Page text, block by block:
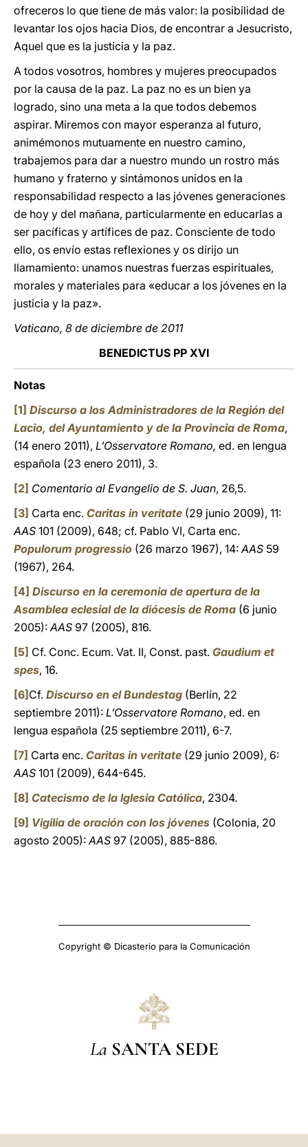
ofreceros lo que tiene de más valor: la posibilidad de
levantar los ojos hacia Dios, de encontrar a Jesucristo,
Aquel que es la justicia y la paz.
A todos vosotros, hombres y mujeres preocupados
por la causa de la paz. La paz no es un bien ya
logrado, sino una meta a la que todos debemos
aspirar. Miremos con mayor esperanza al futuro,
animémonos mutuamente en nuestro camino,
trabajemos para dar a nuestro mundo un rostro más
humano y fraterno y sintámonos unidos en la
responsabilidad respecto a las jóvenes generaciones
de hoy y del mañana, particularmente en educarlas a
ser pacíficas y artífices de paz. Consciente de todo
ello, os envío estas reflexiones y os dirijo un
llamamiento: unamos nuestras fuerzas espirituales,
morales y materiales para «educar a los jóvenes en la
justicia y la paz».
Vaticano, 8 de diciembre de 2011
BENEDICTUS PP XVI
Notas
[1] Discurso a los Administradores de la Región del
Lacio, del Ayuntamiento y de la Provincia de Roma,
(14 enero 2011), L’Osservatore Romano, ed. en lengua
española (23 enero 2011), 3.
[2] Comentario al Evangelio de S. Juan, 26,5.
[3] Carta enc. Caritas in veritate (29 junio 2009), 11:
AAS 101 (2009), 648; cf. Pablo VI, Carta enc.
Populorum progressio (26 marzo 1967), 14:AAS 59
(1967), 264.
[4] Discurso en la ceremonia de apertura de la
Asamblea eclesial de la diócesis de Roma (6 junio
2005):AAS 97 (2005), 816.
[5] Cf. Conc. Ecum. Vat. II, Const. past. Gaudium et
spes, 16.
[6] Cf. Discurso en el Bundestag (Berlín, 22
septiembre 2011): L’Osservatore Romano, ed. en
lengua española (25 septiembre 2011), 6-7.
[7] Carta enc. Caritas in veritate (29 junio 2009), 6:
AAS 101 (2009), 644-645.
[8] Catecismo de la Iglesia Católica, 2304.
[9] Vigilia de oración con los jóvenes (Colonia, 20
agosto 2005):AAS 97 (2005), 885-886.
Copyright © Dicasterio para la Comunicación
La SANTA SEDE